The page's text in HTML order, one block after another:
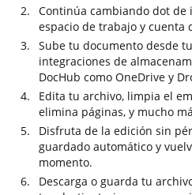
Continúa cambiando dot
espacio de trabajo y cuenta
Sube tu documento desde
integraciones de
DocHub como OneDrive y
Edita tu archivo, limpia el
elimina páginas, y mucho
Disfruta de la edición sin
guardado automático y
momento.
Descarga o guarda tu